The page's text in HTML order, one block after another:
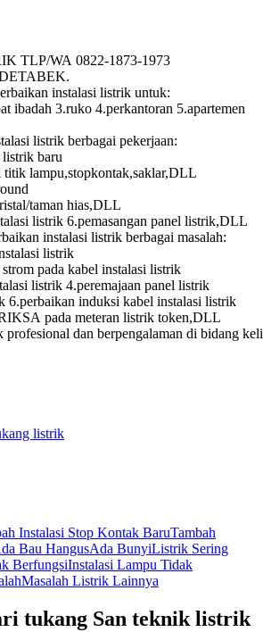
TLP/WA 0822-1873-1973
instalasi listrik untuk:
ibadah 3.ruko 4.perkantoran 5.apartemen
listrik berbagai pekerjaan:
listrik baru
titik lampu,stopkontak,saklar,DLL
taman hias,DLL
listrik 6.pemasangan panel listrik,DLL
instalasi listrik berbagai masalah:
listrik
pada kabel instalasi listrik
listrik 4.peremajaan panel listrik
6.perbaikan induksi kabel instalasi listrik
pada meteran listrik token,DLL
dan berpengalaman di bidang
listrik
Instalasi Stop Kontak BaruTambah
Bau HangusAda BunyiListrik Sering
BerfungsiInstalasi Lampu Tidak
Masalah Listrik Lainnya
tukang San teknik listrik